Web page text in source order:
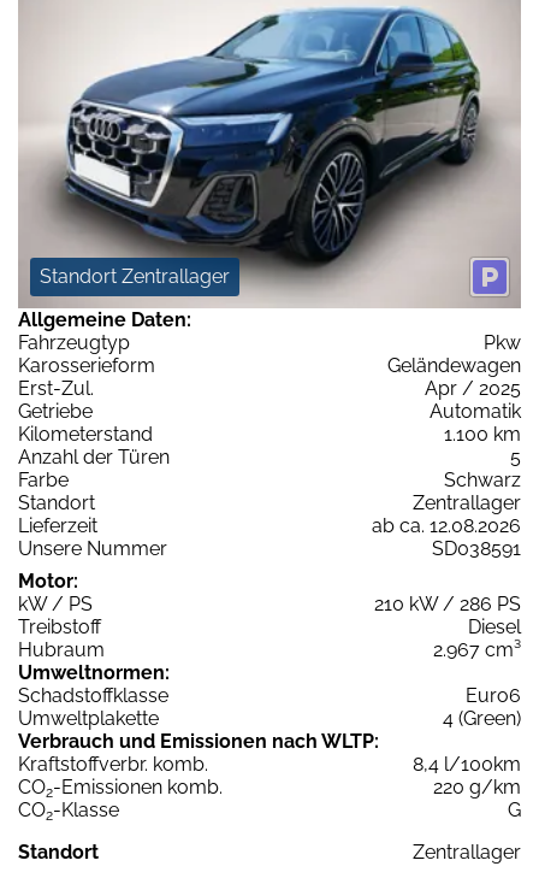
Standort Zentrallager
Allgemeine Daten:
Fahrzeugtyp
Pkw
Karosserieform
Geländewagen
Erst-Zul.
Apr / 2025
Getriebe
Automatik
Kilometerstand
1.100 km
Anzahl der Türen
5
Farbe
Schwarz
Standort
Zentrallager
Lieferzeit
ab ca. 12.08.2026
Unsere Nummer
SD038591
Motor:
kW / PS
210 kW / 286 PS
Treibstoff
Diesel
Hubraum
2.967 cm³
Umweltnormen:
Schadstoffklasse
Euro6
Umweltplakette
4 (Green)
Verbrauch und Emissionen nach WLTP:
Kraftstoffverbr. komb.
8,4 l/100km
CO2-Emissionen komb.
220 g/km
CO2-Klasse
G
Standort
Zentrallager